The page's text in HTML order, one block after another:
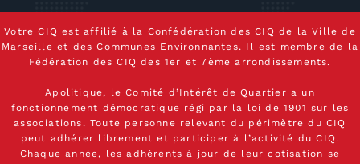
Votre CIQ est affilié à la Confédération des CIQ de la Ville de
Marseille et des Communes Environnantes. Il est membre de la
Fédération des CIQ des 1er et 7ème arrondissements.
Apolitique, le Comité d’Intérêt de Quartier a un
fonctionnement démocratique régi par la loi de 1901 sur les
associations. Toute personne relevant du périmètre du CIQ
peut adhérer librement et participer à l’activité du CIQ.
Chaque année, les adhérents à jour de leur cotisation se